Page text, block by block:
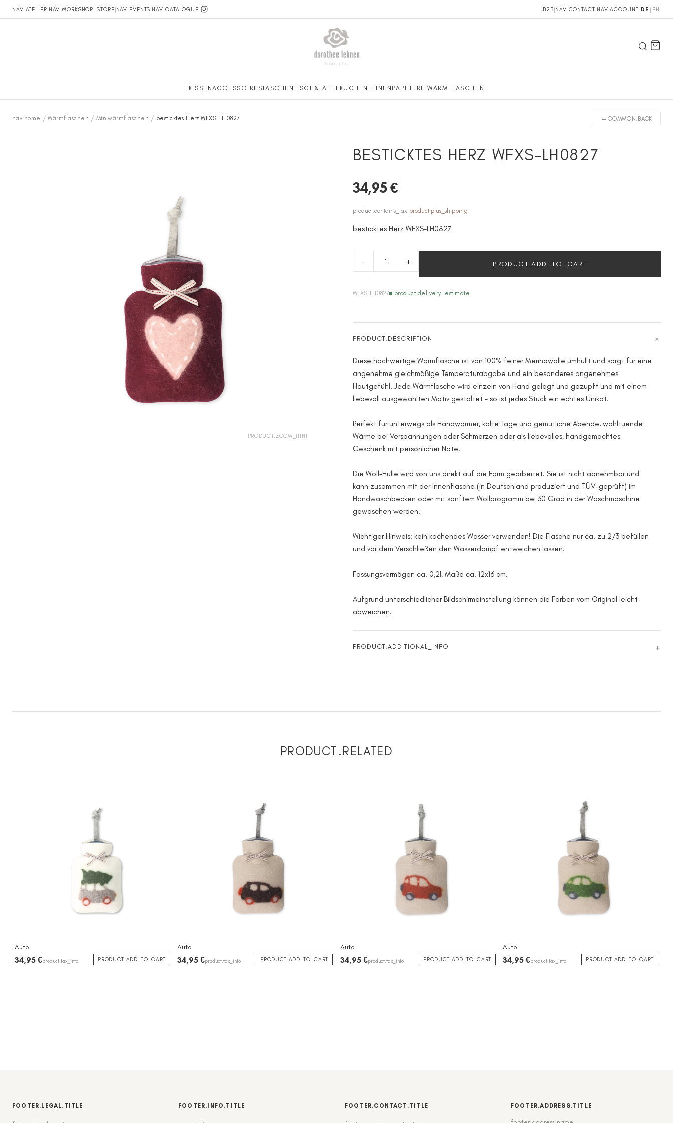
NAV.ATELIER|NAV.WORKSHOP_STORE|NAV.EVENTS|NAV.CATALOGUE B2B|NAV.CONTACT|NAV.ACCOUNT| DE | EN
KISSENACCESSOIRESTASCHENTISCH&TAFEL KÜCHENLEINEN PAPETERIEWÄRMFLASCHEN
nav.home / Wärmflaschen / Miniwärmflaschen / besticktes Herz WFXS-LH0827 ←COMMON.BACK
PRODUCT.ZOOM_HINT
BESTICKTES HERZ WFXS-LH0827
34,95 €
product.contains_tax product.plus_shipping
besticktes Herz WFXS-LH0827
- + PRODUCT.ADD_TO_CART
WFXS-LH0827 product.delivery_estimate
PRODUCT.DESCRIPTION
Diese hochwertige Wärmflasche ist von 100% feiner Merinowolle umhüllt und sorgt für eine
angenehme gleichmäßige Temperaturabgabe und ein besonderes angenehmes
Hautgefühl. Jede Wärmflasche wird einzeln von Hand gelegt und gezupft und mit einem
liebevoll ausgewählten Motiv gestaltet – so ist jedes Stück ein echtes Unikat.
Perfekt für unterwegs als Handwärmer, kalte Tage und gemütliche Abende, wohltuende
Wärme bei Verspannungen oder Schmerzen oder als liebevolles, handgemachtes
Geschenk mit persönlicher Note.
Die Woll-Hülle wird von uns direkt auf die Form gearbeitet. Sie ist nicht abnehmbar und
kann zusammen mit der Innenflasche (in Deutschland produziert und TÜV-geprüft) im
Handwaschbecken oder mit sanftem Wollprogramm bei 30 Grad in der Waschmaschine
gewaschen werden.
Wichtiger Hinweis: kein kochendes Wasser verwenden! Die Flasche nur ca. zu 2/3 befüllen
und vor dem Verschließen den Wasserdampf entweichen lassen.
Fassungsvermögen ca. 0,2l, Maße ca. 12x16 cm.
Aufgrund unterschiedlicher Bildschirmeinstellung können die Farben vom Original leicht
abweichen.
PRODUCT.ADDITIONAL_INFO
PRODUCT.RELATED
Auto
34,95 €product.tax_info PRODUCT.ADD_TO_CART
Auto
34,95 €product.tax_info PRODUCT.ADD_TO_CART
Auto
34,95 €product.tax_info PRODUCT.ADD_TO_CART
Auto
34,95 €product.tax_info PRODUCT.ADD_TO_CART
FOOTER.LEGAL.TITLE FOOTER.INFO.TITLE FOOTER.CONTACT.TITLE FOOTER.ADDRESS.TITLE